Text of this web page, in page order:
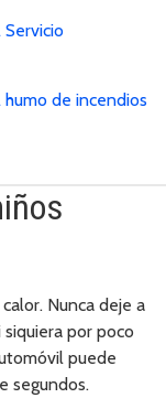
de incendios
Nunca deje a
por poco
puede
segundos.